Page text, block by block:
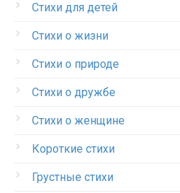
Стихи для детей
Стихи о жизни
Стихи о природе
Стихи о дружбе
Стихи о женщине
Короткие стихи
Грустные стихи